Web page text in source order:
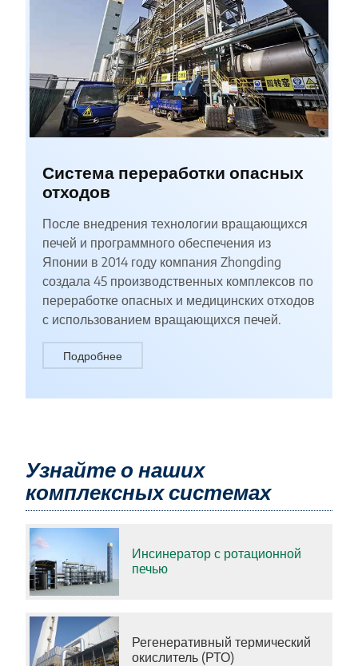
Система переработки опасных
отходов
После внедрения технологии вращающихся
печей и программного обеспечения из
Японии в 2014 году компания Zhongding
создала 45 производственных комплексов по
переработке опасных и медицинских отходов
с использованием вращающихся печей.
Подробнее
Узнайте о наших
комплексных системах
Инсинератор с ротационной
печью
Регенеративный термический
окислитель (РТО)